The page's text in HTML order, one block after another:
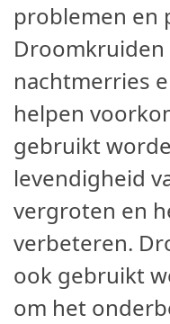
problemen en
nachtmerries
helpen
gebruikt
levendigheid
vergroten en
verbeteren.
ook gebruikt
om het